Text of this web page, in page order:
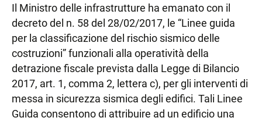
Il Ministro delle infrastrutture ha emanato con il
decreto del n. 58 del 28/02/2017, le “Linee guida
per la classificazione del rischio sismico delle
costruzioni” funzionali alla operatività della
detrazione fiscale prevista dalla Legge di Bilancio
2017, art. 1, comma 2, lettera c), per gli interventi di
messa in sicurezza sismica degli edifici. Tali Linee
Guida consentono di attribuire ad un edificio una